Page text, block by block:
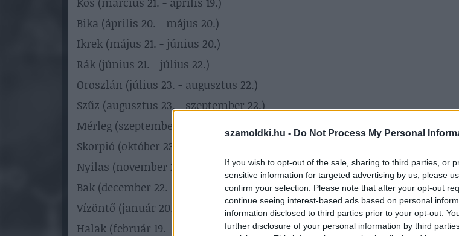
szamoldki.hu - Do Not Process My Personal
If you wish to opt-out of the sale, sharing to third parties, or
sensitive information for targeted advertising by us, please
confirm your selection. Please note that after your opt-out
continue seeing interest-based ads based on personal
information disclosed to third parties prior to your opt-out.
further disclosure of your personal information by third
Bika (április 20. - május 20.)
Ikrek (május 21. - június 20.)
Rák (június 21. - július 22.)
Oroszlán (július 23. - augusztus 22.)
Szűz (augusztus 23. - szeptember 22.)
Mérleg (szeptember 23. - október 22.)
Skorpió (október 23. - november 21.)
Nyilas (november 22. - december 21.)
Bak (december 22. - január 19.)
Vízöntő (január 20. - február 18.)
Halak (február 19. - március 20.)